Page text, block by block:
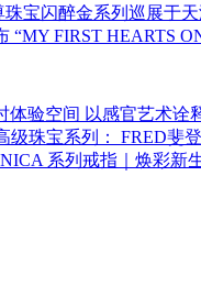
宝闪醉金系列巡展于
“MY FIRST HEARTS
体验空间 以感官艺术诠
级珠宝系列： FRED斐
系列戒指｜焕彩新